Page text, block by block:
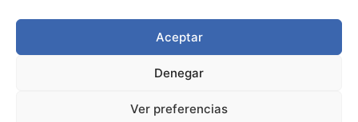
Aceptar
Denegar
Ver preferencias
comercio
Leer más »